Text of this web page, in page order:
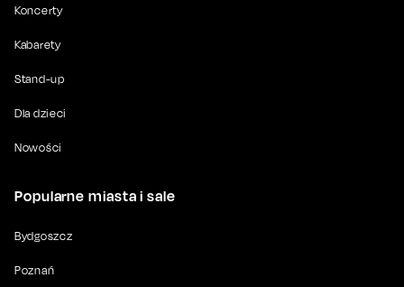
Koncerty
Kabarety
Stand-up
Dla dzieci
Nowości
Popularne miasta i sale
Bydgoszcz
Poznań